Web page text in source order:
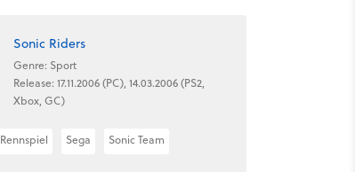
Sonic Riders
Genre: Sport
Release: 17.11.2006 (PC), 14.03.2006 (PS2,
Xbox, GC)
Rennspiel Sega Sonic Team